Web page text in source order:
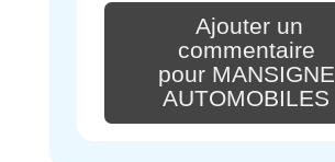
Ajouter un
commentaire
pour MANSIGNE
AUTOMOBILES